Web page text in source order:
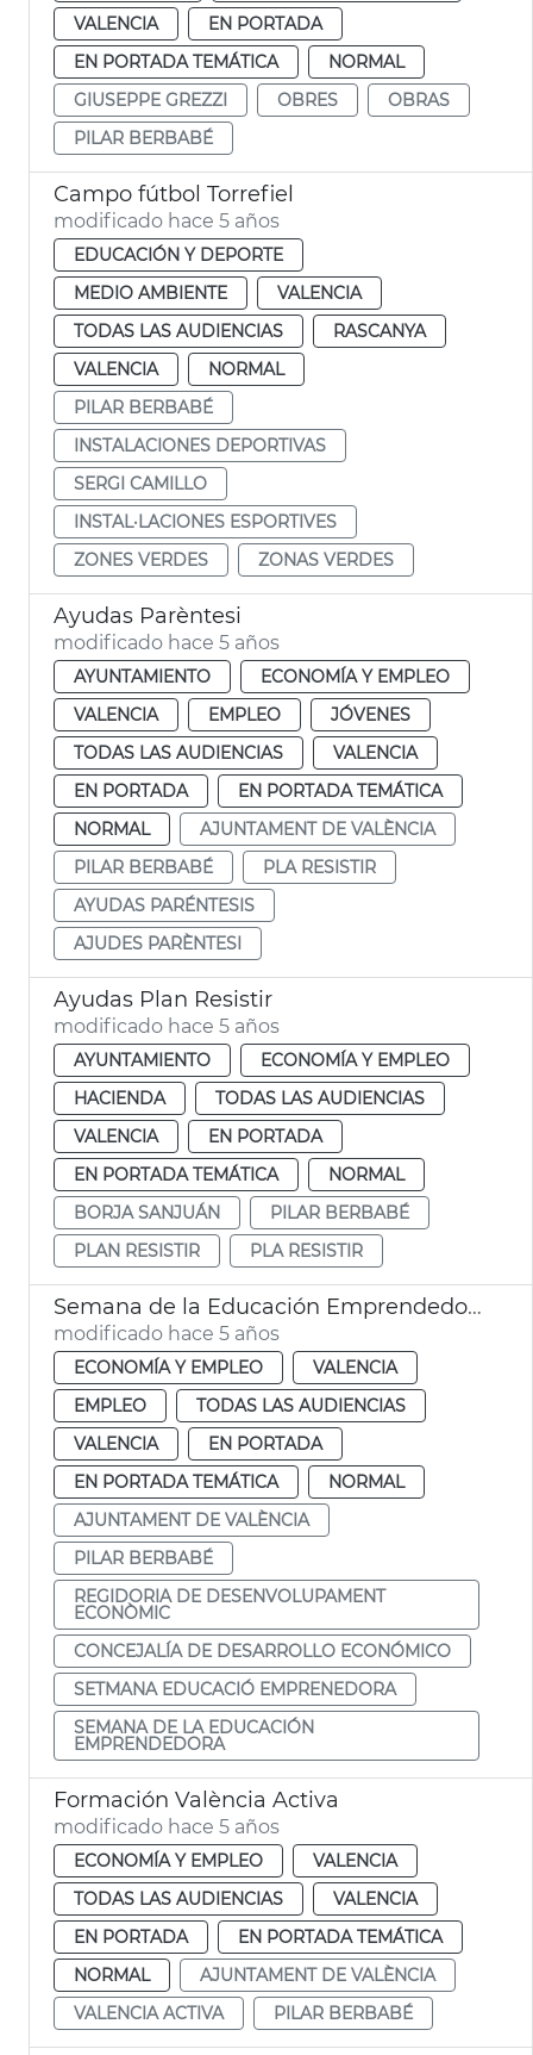
VALENCIA
EN PORTADA
EN PORTADA TEMÁTICA
NORMAL
GIUSEPPE GREZZI
OBRES
OBRAS
PILAR BERBABÉ
Campo fútbol Torrefiel
modificado hace 5 años
EDUCACIÓN Y DEPORTE
MEDIO AMBIENTE
VALENCIA
TODAS LAS AUDIENCIAS
RASCANYA
VALENCIA
NORMAL
PILAR BERBABÉ
INSTALACIONES DEPORTIVAS
SERGI CAMILLO
INSTAL·LACIONES ESPORTIVES
ZONES VERDES
ZONAS VERDES
Ayudas Parèntesi
modificado hace 5 años
AYUNTAMIENTO
ECONOMÍA Y EMPLEO
VALENCIA
EMPLEO
JÓVENES
TODAS LAS AUDIENCIAS
VALENCIA
EN PORTADA
EN PORTADA TEMÁTICA
NORMAL
AJUNTAMENT DE VALÈNCIA
PILAR BERBABÉ
PLA RESISTIR
AYUDAS PARÉNTESIS
AJUDES PARÈNTESI
Ayudas Plan Resistir
modificado hace 5 años
AYUNTAMIENTO
ECONOMÍA Y EMPLEO
HACIENDA
TODAS LAS AUDIENCIAS
VALENCIA
EN PORTADA
EN PORTADA TEMÁTICA
NORMAL
BORJA SANJUÁN
PILAR BERBABÉ
PLAN RESISTIR
PLA RESISTIR
Semana de la Educación Emprendedora
modificado hace 5 años
ECONOMÍA Y EMPLEO
VALENCIA
EMPLEO
TODAS LAS AUDIENCIAS
VALENCIA
EN PORTADA
EN PORTADA TEMÁTICA
NORMAL
AJUNTAMENT DE VALÈNCIA
PILAR BERBABÉ
REGIDORIA DE DESENVOLUPAMENT
ECONÒMIC
CONCEJALÍA DE DESARROLLO ECONÓMICO
SETMANA EDUCACIÓ EMPRENEDORA
SEMANA DE LA EDUCACIÓN
EMPRENDEDORA
Formación València Activa
modificado hace 5 años
ECONOMÍA Y EMPLEO
VALENCIA
TODAS LAS AUDIENCIAS
VALENCIA
EN PORTADA
EN PORTADA TEMÁTICA
NORMAL
AJUNTAMENT DE VALÈNCIA
VALENCIA ACTIVA
PILAR BERBABÉ